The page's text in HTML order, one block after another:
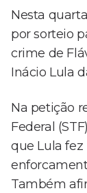
Nesta
por sorteio
crime de
Inácio Lula
Na petição
Federal
que Lula
Também